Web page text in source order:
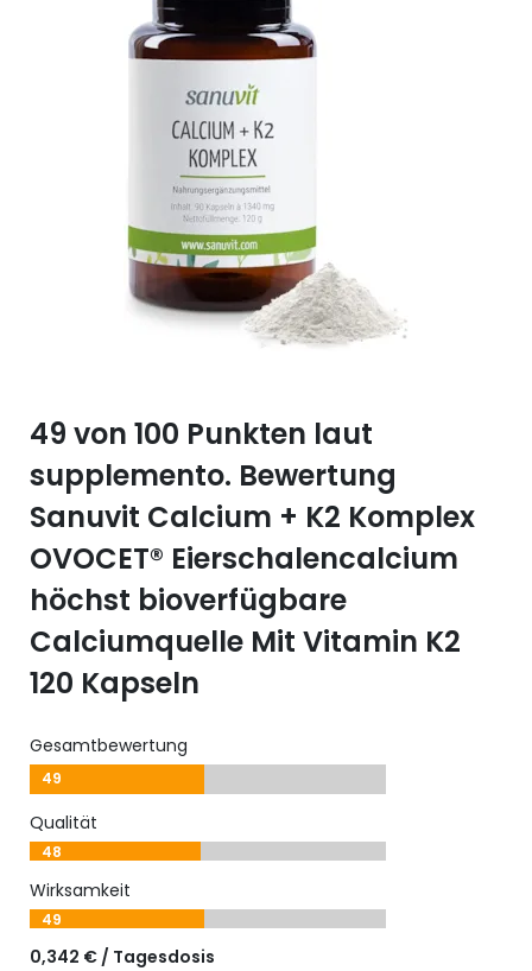
Selen (Se)
Silicium (Si)
Zink (Zn)
Vitamin B12
Vitamin C
Vitamin D
Vitamin E
Vitamin K
Vitamin Q (Q10)
49 von 100 Punkten laut
supplemento. Bewertung
Sanuvit Calcium + K2 Komplex
OVOCET® Eierschalencalcium
höchst bioverfügbare
Calciumquelle Mit Vitamin K2
120 Kapseln
Gesamtbewertung
49
Qualität
48
Wirksamkeit
49
0,342 € / Tagesdosis